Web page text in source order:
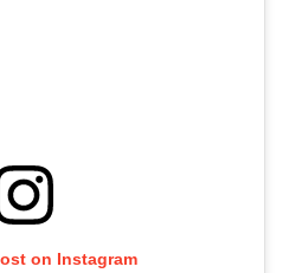
on Instagram